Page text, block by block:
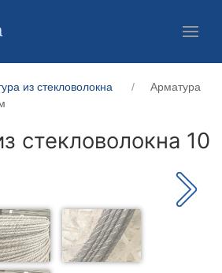
из стекловолокна
Арматура
стекловолокна 10